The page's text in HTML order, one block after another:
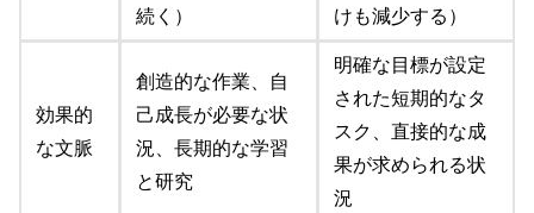
続く）
けも減少する）
効果的
な文脈
創造的な作業、自
己成長が必要な状
況、長期的な学習
と研究
明確な目標が設定
された短期的なタ
スク、直接的な成
果が求められる状
況